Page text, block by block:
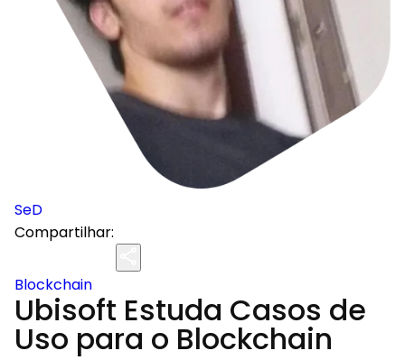
SeD
Compartilhar:
Blockchain
Ubisoft Estuda Casos de
Uso para o Blockchain